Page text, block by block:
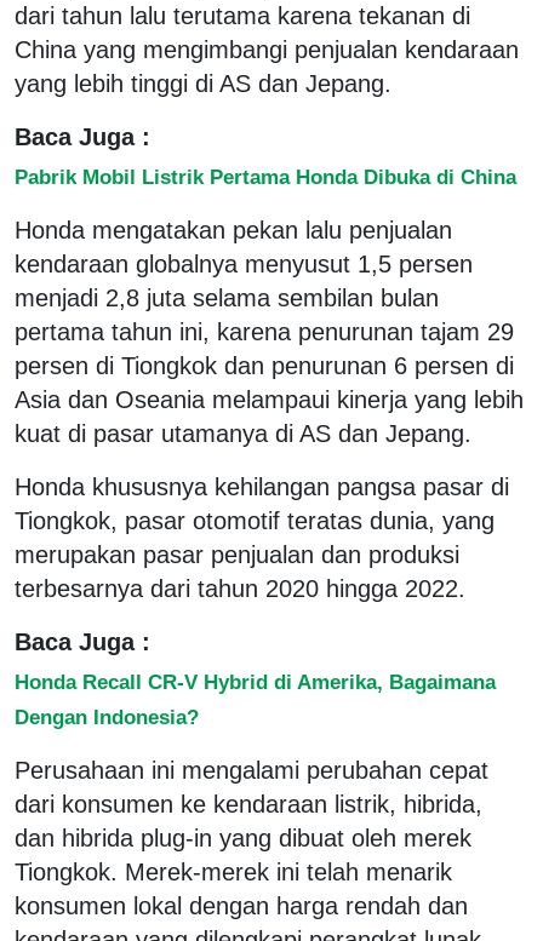
dari tahun lalu terutama karena tekanan di
China yang mengimbangi penjualan kendaraan
yang lebih tinggi di AS dan Jepang.
Baca Juga :
Pabrik Mobil Listrik Pertama Honda Dibuka di China
Honda mengatakan pekan lalu penjualan
kendaraan globalnya menyusut 1,5 persen
menjadi 2,8 juta selama sembilan bulan
pertama tahun ini, karena penurunan tajam 29
persen di Tiongkok dan penurunan 6 persen di
Asia dan Oseania melampaui kinerja yang lebih
kuat di pasar utamanya di AS dan Jepang.
Honda khususnya kehilangan pangsa pasar di
Tiongkok, pasar otomotif teratas dunia, yang
merupakan pasar penjualan dan produksi
terbesarnya dari tahun 2020 hingga 2022.
Baca Juga :
Honda Recall CR-V Hybrid di Amerika, Bagaimana
Dengan Indonesia?
Perusahaan ini mengalami perubahan cepat
dari konsumen ke kendaraan listrik, hibrida,
dan hibrida plug-in yang dibuat oleh merek
Tiongkok. Merek-merek ini telah menarik
konsumen lokal dengan harga rendah dan